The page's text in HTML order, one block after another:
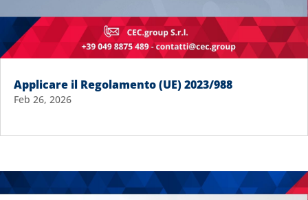
Applicare il Regolamento (UE) 2023/988
Feb 26, 2026